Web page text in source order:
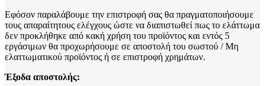
Εφόσον παραλάβουμε την επιστροφή σας θα πραγματοποιήσουμε
τους απαραίτητους ελέγχους ώστε να διαπιστωθεί πως το ελάττωμα
δεν προκλήθηκε από κακή χρήση του προϊόντος και εντός 5
εργάσιμων θα προχωρήσουμε σε αποστολή του σωστού / Μη
ελαττωματικού προϊόντος ή σε επιστροφή χρημάτων.
Έξοδα αποστολής: